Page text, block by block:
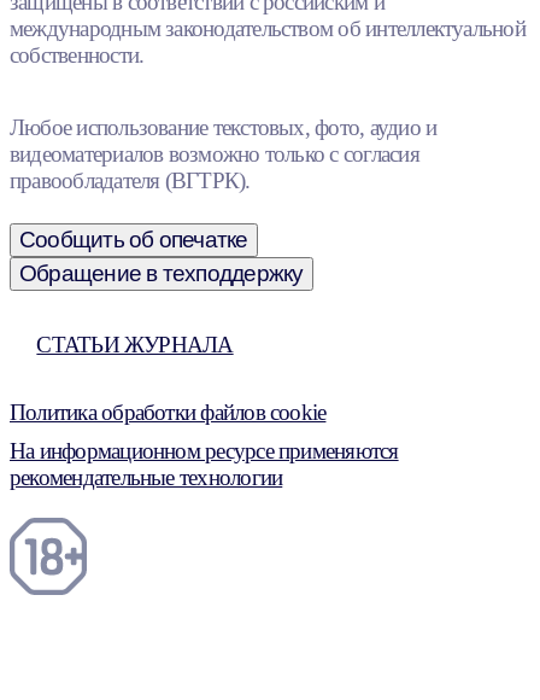
международным законодательством об интеллектуальной
собственности.
Любое использование текстовых, фото, аудио и
видеоматериалов возможно только с согласия
правообладателя (ВГТРК).
Сообщить об опечатке
Обращение в техподдержку
СТАТЬИ ЖУРНАЛА
Политика обработки файлов cookie
На информационном ресурсе применяются
рекомендательные технологии